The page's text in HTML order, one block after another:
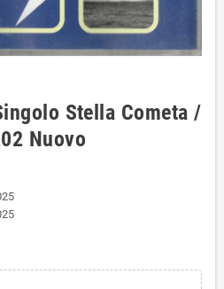
Stella Cometa /
Nuovo